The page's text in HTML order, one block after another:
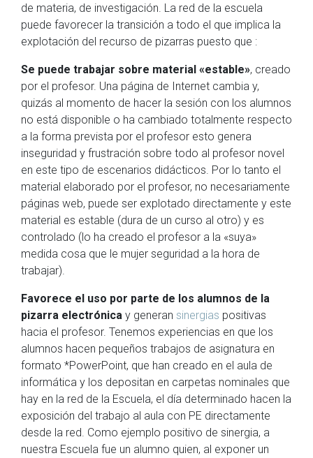
de materia, de investigación. La red de la escuela
puede favorecer la transición a todo el que implica la
explotación del recurso de pizarras puesto que :
Se puede trabajar sobre material «estable», creado
por el profesor. Una página de Internet cambia y,
quizás al momento de hacer la sesión con los alumnos
no está disponible o ha cambiado totalmente respecto
a la forma prevista por el profesor esto genera
inseguridad y frustración sobre todo al profesor novel
en este tipo de escenarios didácticos. Por lo tanto el
material elaborado por el profesor, no necesariamente
páginas web, puede ser explotado directamente y este
material es estable (dura de un curso al otro) y es
controlado (lo ha creado el profesor a la «suya»
medida cosa que le mujer seguridad a la hora de
trabajar).
Favorece el uso por parte de los alumnos de la
pizarra electrónica y generan sinergias positivas
hacia el profesor. Tenemos experiencias en que los
alumnos hacen pequeños trabajos de asignatura en
formato *PowerPoint, que han creado en el aula de
informática y los depositan en carpetas nominales que
hay en la red de la Escuela, el día determinado hacen la
exposición del trabajo al aula con PE directamente
desde la red. Como ejemplo positivo de sinergia, a
nuestra Escuela fue un alumno quien, al exponer un